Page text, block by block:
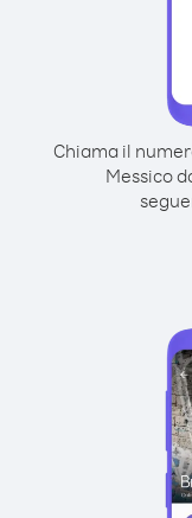
Chiama il
Messico